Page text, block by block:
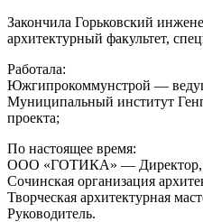
Закончила Горьковский
архитектурный факультет,
Работала:
Южгипрокоммунстрой —
Муниципальный институт
проекта;
По настоящее время:
ООО «ГОТИКА» — Директор,
Сочинская организация
Творческая архитектурная
Руководитель.